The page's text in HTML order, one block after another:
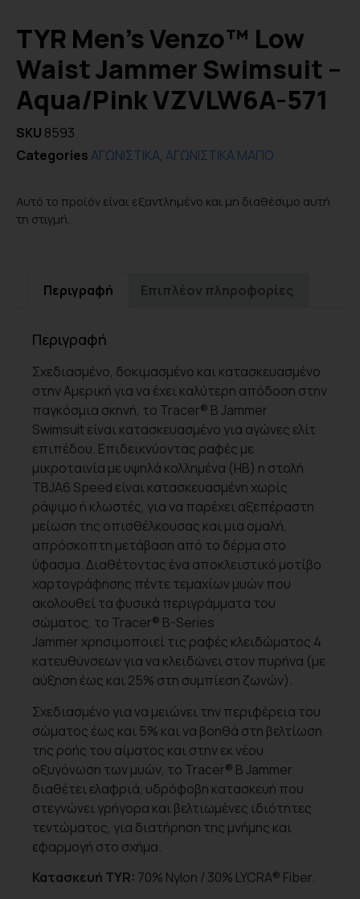
TYR Men’s Venzo™ Low
Waist Jammer Swimsuit –
Aqua/Pink VZVLW6A-571
SKU 8593
CategoriesΑΓΩΝΙΣΤΙΚΑ, ΑΓΩΝΙΣΤΙΚΑ ΜΑΓΙΟ
Αυτό το προϊόν είναι εξαντλημένο και μη διαθέσιμο αυτή
τη στιγμή.
Περιγραφή Επιπλέον πληροφορίες
Περιγραφή
Σχεδιασμένο, δοκιμασμένο και κατασκευασμένο
στην Αμερική για να έχει καλύτερη απόδοση στην
παγκόσμια σκηνή, το Tracer® B Jammer
Swimsuit είναι κατασκευασμένο για αγώνες ελίτ
επιπέδου. Επιδεικνύοντας ραφές με
μικροταινία με υψηλά κολλημένα (HB) η στολή
TBJA6 Speed ​​είναι κατασκευασμένη χωρίς
ράψιμο ή κλωστές, για να παρέχει αξεπέραστη
μείωση της οπισθέλκουσας και μια ομαλή,
απρόσκοπτη μετάβαση από το δέρμα στο
ύφασμα. Διαθέτοντας ένα αποκλειστικό μοτίβο
χαρτογράφησης πέντε τεμαχίων μυών που
ακολουθεί τα φυσικά περιγράμματα του
σώματος, το Tracer® B-Series
Jammer χρησιμοποιεί τις ραφές κλειδώματος 4
κατευθύνσεων για να κλειδώνει στον πυρήνα (με
αύξηση έως και 25% στη συμπίεση ζωνών).
Σχεδιασμένο για να μειώνει την περιφέρεια του
σώματος έως και 5% και να βοηθά στη βελτίωση
της ροής του αίματος και στην εκ νέου
οξυγόνωση των μυών, το Tracer® B Jammer
διαθέτει ελαφριά, υδρόφοβη κατασκευή που
στεγνώνει γρήγορα και βελτιωμένες ιδιότητες
τεντώματος, για διατήρηση της μνήμης και
εφαρμογή στο σχήμα.
Κατασκευή TYR: 70% Nylon / 30% LYCRA® Fiber.